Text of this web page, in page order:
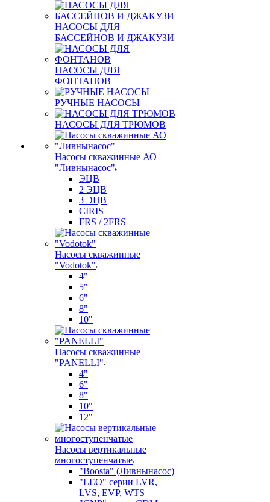
НАСОСЫ ДЛЯ
БАССЕЙНОВ И ДЖАКУЗИ
НАСОСЫ ДЛЯ
ФОНТАНОВ
РУЧНЫЕ НАСОСЫ
НАСОСЫ ДЛЯ ТРЮМОВ
Насосы скважинные АО
"Ливнынасос"
ЭЦВ
2 ЭЦВ
3 ЭЦВ
CIRIS
FRS / 2FRS
Насосы скважинные
"Vodotok"
4"
5"
6"
8"
10"
Насосы скважинные
"PANELLI"
4"
6"
8"
10"
12"
Насосы вертикальные
многоступенчатые
"Boosta" (Ливнынасос)
"LEO" серии LVR,
LVS, EVP, WTS